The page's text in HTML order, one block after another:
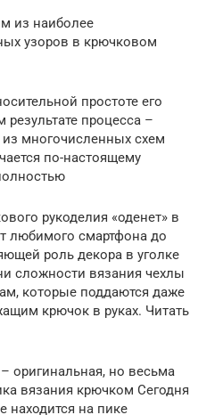
из наиболее
узоров в крючковом
простоте его
процесса –
многочисленных схем
по-настоящему
рукоделия «оденет» в
любимого смартфона до
роль декора в уголке
сложности вязания чехлы
которые поддаются даже
крючок в руках. Читать
оригинальная, но весьма
вязания крючком Сегодня
находится на пике